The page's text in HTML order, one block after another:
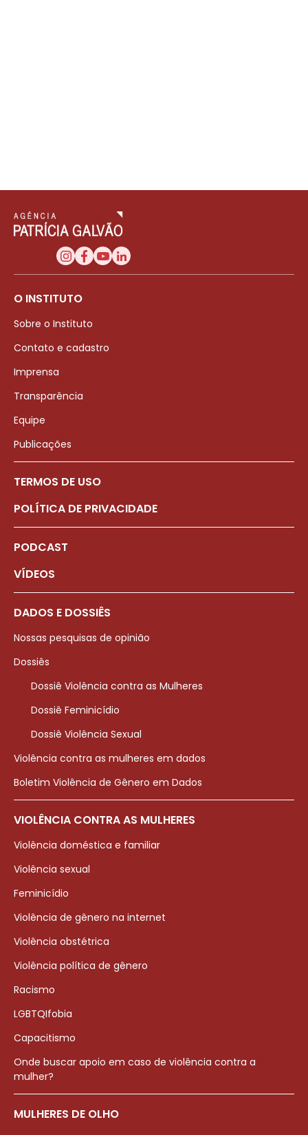
O INSTITUTO
Sobre o Instituto
Contato e cadastro
Imprensa
Transparência
Equipe
Publicações
TERMOS DE USO
POLÍTICA DE PRIVACIDADE
PODCAST
VÍDEOS
DADOS E DOSSIÊS
Nossas pesquisas de opinião
Dossiês
Dossiê Violência contra as Mulheres
Dossiê Feminicídio
Dossiê Violência Sexual
Violência contra as mulheres em dados
Boletim Violência de Gênero em Dados
VIOLÊNCIA CONTRA AS MULHERES
Violência doméstica e familiar
Violência sexual
Feminicídio
Violência de gênero na internet
Violência obstétrica
Violência política de gênero
Racismo
LGBTQIfobia
Capacitismo
Onde buscar apoio em caso de violência contra a
mulher?
MULHERES DE OLHO